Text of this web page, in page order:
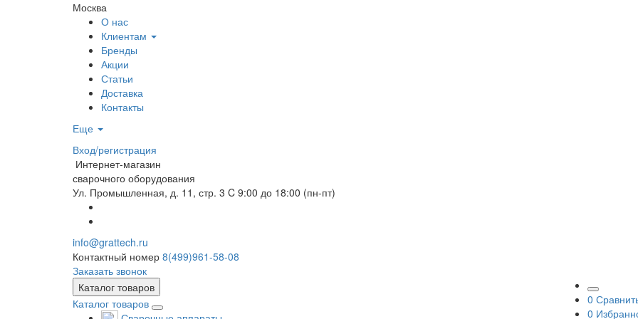
Москва
О нас
Клиентам
Бренды
Акции
Статьи
Доставка
Контакты
Еще
Вход/регистрация
Интернет-магазин
сварочного оборудования
Ул. Промышленная, д. 11, стр. 3 C 9:00 до 18:00 (пн-пт)
info@grattech.ru
Контактный номер 8(499)961-58-08
Заказать звонок
Каталог товаров
Каталог товаров
0
0